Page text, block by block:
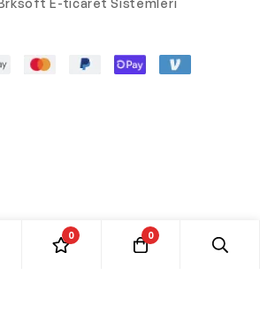
E-ticaret Sistemleri
0 0